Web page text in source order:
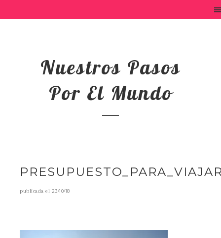
Nuestros Pasos
Por El Mundo
publicada el 23/10/18